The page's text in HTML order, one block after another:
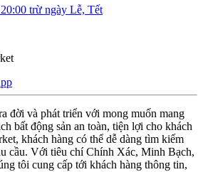
trừ ngày Lễ, Tết
đời và phát triển với mong muốn mang
bất động sản an toàn, tiện lợi cho khách
khách hàng có thể dễ dàng tìm kiếm
cầu. Với tiêu chí Chính Xác, Minh Bạch,
tôi cung cấp tới khách hàng thông tin,